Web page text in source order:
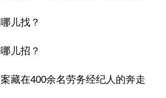
儿找？
儿招？
藏在400余名劳务经纪人的奔走